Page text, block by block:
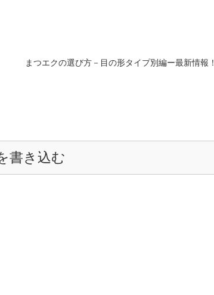
まつエクの選び方－目の形タイプ別編ー最新情報！
書き込む